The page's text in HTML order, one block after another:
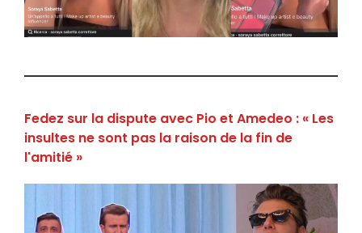
Fedez sur la dispute avec Pio et Amedeo : « Les
insultes ne sont pas la raison de la fin de
l'amitié »